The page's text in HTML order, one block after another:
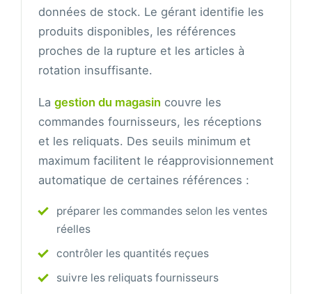
données de stock. Le gérant identifie les
produits disponibles, les références
proches de la rupture et les articles à
rotation insuffisante.
La gestion du magasin couvre les
commandes fournisseurs, les réceptions
et les reliquats. Des seuils minimum et
maximum facilitent le réapprovisionnement
automatique de certaines références :
préparer les commandes selon les ventes
réelles
contrôler les quantités reçues
suivre les reliquats fournisseurs